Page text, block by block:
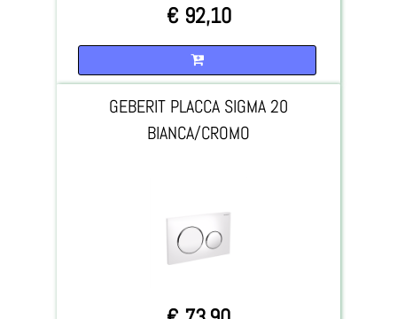
€ 92,10
GEBERIT PLACCA SIGMA 20
BIANCA/CROMO